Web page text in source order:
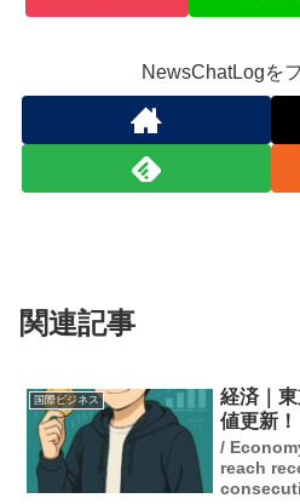
NewsChatLogを
関連記事
国際ビジネス
経済｜
値更新！
/
reach